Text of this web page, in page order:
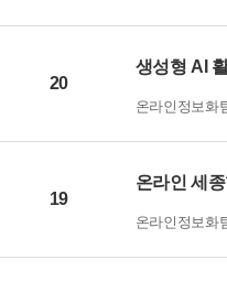
20
생성형 AI
온라인정보화
19
온라인 세
온라인정보화